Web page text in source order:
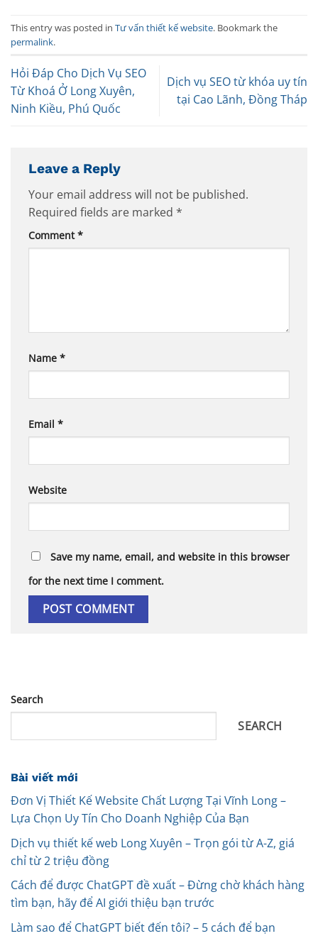
This entry was posted in Tư vấn thiết kế website. Bookmark the
permalink.
Hỏi Đáp Cho Dịch Vụ SEO
Từ Khoá Ở Long Xuyên,
Ninh Kiều, Phú Quốc
Dịch vụ SEO từ khóa uy tín
tại Cao Lãnh, Đồng Tháp
Leave a Reply
Your email address will not be published.
Required fields are marked *
Comment*
Name *
Email *
Website
Save my name, email, and website in this browser
for the next time I comment.
Search
SEARCH
Bài viết mới
Đơn Vị Thiết Kế Website Chất Lượng Tại Vĩnh Long –
Lựa Chọn Uy Tín Cho Doanh Nghiệp Của Bạn
Dịch vụ thiết kế web Long Xuyên – Trọn gói từ A-Z, giá
chỉ từ 2 triệu đồng
Cách để được ChatGPT đề xuất – Đừng chờ khách hàng
tìm bạn, hãy để AI giới thiệu bạn trước
Làm sao để ChatGPT biết đến tôi? – 5 cách để bạn